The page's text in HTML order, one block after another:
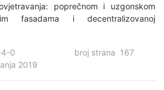
poprečnom i uzgonskom
fasadama i decentralizovanoj
675-4-0 broj strana 167
2019